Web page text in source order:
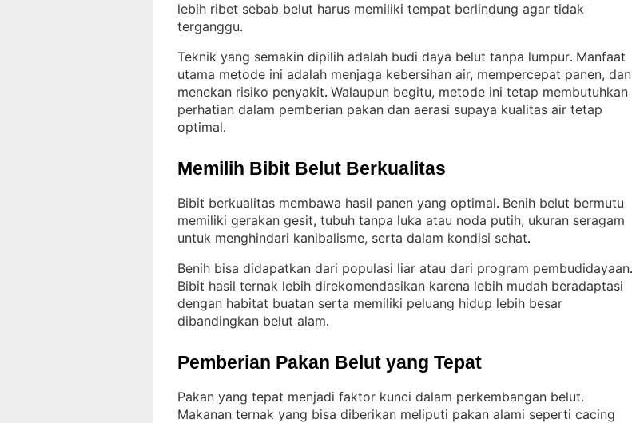
lebih ribet sebab belut harus memiliki tempat berlindung agar tidak
terganggu.
Teknik yang semakin dipilih adalah budi daya belut tanpa lumpur. Manfaat
utama metode ini adalah menjaga kebersihan air, mempercepat panen, dan
menekan risiko penyakit. Walaupun begitu, metode ini tetap membutuhkan
perhatian dalam pemberian pakan dan aerasi supaya kualitas air tetap
optimal.
Memilih Bibit Belut Berkualitas
Bibit berkualitas membawa hasil panen yang optimal. Benih belut bermutu
memiliki gerakan gesit, tubuh tanpa luka atau noda putih, ukuran seragam
untuk menghindari kanibalisme, serta dalam kondisi sehat.
Benih bisa didapatkan dari populasi liar atau dari program pembudidayaan
Bibit hasil ternak lebih direkomendasikan karena lebih mudah beradaptasi
dengan habitat buatan serta memiliki peluang hidup lebih besar
dibandingkan belut alam.
Pemberian Pakan Belut yang Tepat
Pakan yang tepat menjadi faktor kunci dalam perkembangan belut
Makanan ternak yang bisa diberikan meliputi pakan alami seperti cacing